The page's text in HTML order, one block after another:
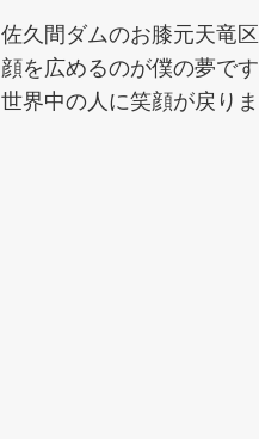
佐久間ダムのお膝元天竜
顔を広めるのが僕の夢で
世界中の人に笑顔が戻りま